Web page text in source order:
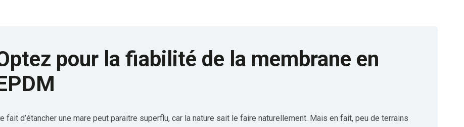
pour la fiabilité de la membrane en
fait d’étancher une mare peut paraitre superflu, car la nature sait le faire naturellement. Mais en fait, peu de terrains